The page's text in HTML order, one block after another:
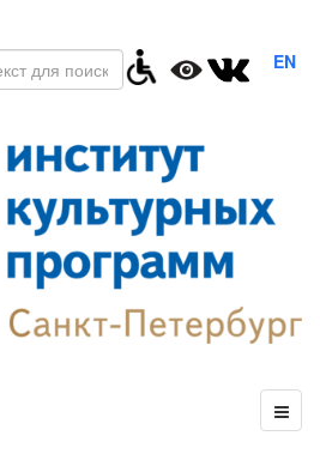
EN